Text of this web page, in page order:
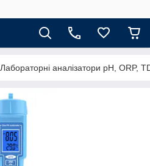
Лабораторні аналізатори pH, ORP,